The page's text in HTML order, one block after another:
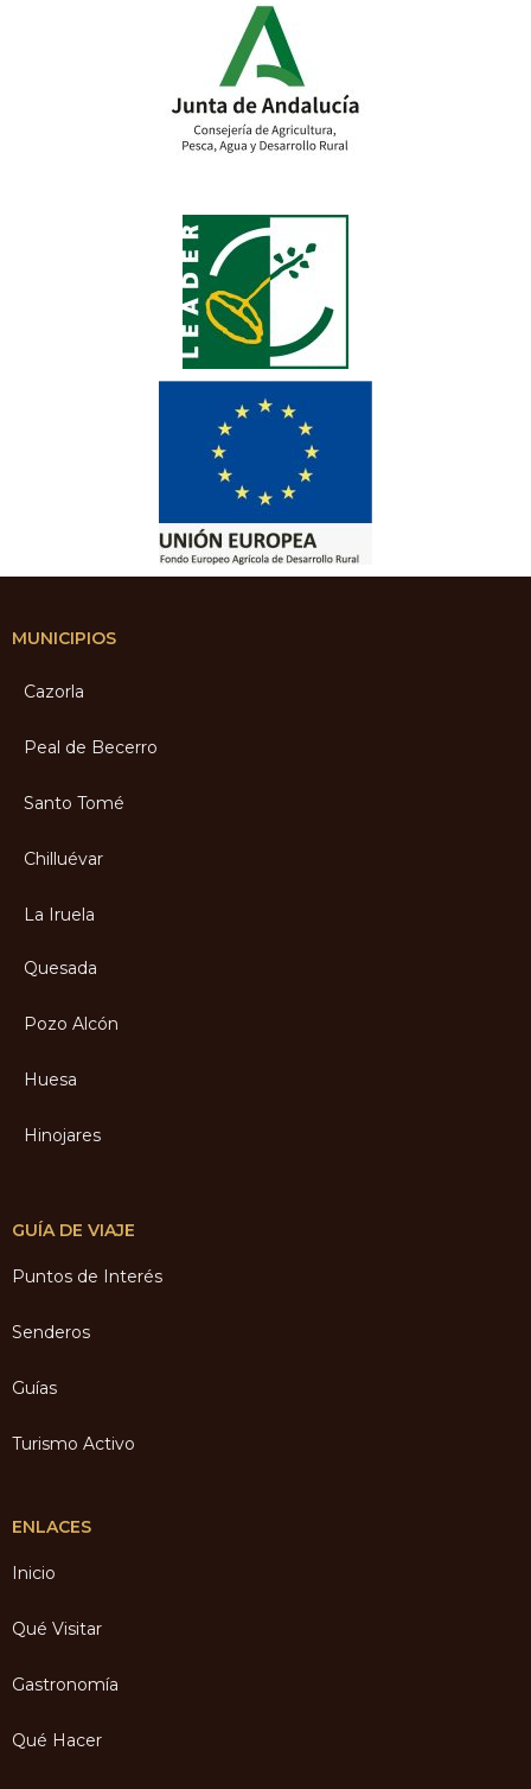
MUNICIPIOS
Cazorla
Peal de Becerro
Santo Tomé
Chilluévar
La Iruela
Quesada
Pozo Alcón
Huesa
Hinojares
GUÍA DE VIAJE
Puntos de Interés
Senderos
Guías
Turismo Activo
ENLACES
Inicio
Qué Visitar
Gastronomía
Qué Hacer